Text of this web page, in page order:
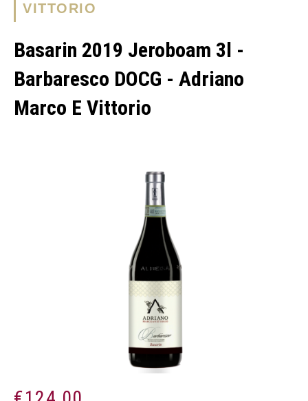
VITTORIO
Basarin 2019 Jeroboam 3l -
Barbaresco DOCG - Adriano
Marco E Vittorio